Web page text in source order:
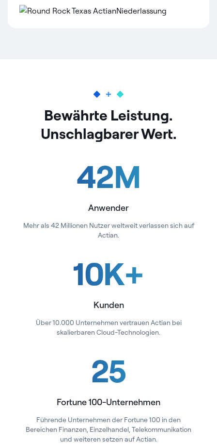
Bewährte Leistung.
Unschlagbarer Wert.
42M
Anwender
Mehr als 42 Millionen Nutzer weltweit verlassen sich auf
Actian.
10K+
Kunden
Über 10.000 Unternehmen vertrauen Actian bei
skalierbaren Cloud-Technologien.
25
Fortune 100-Unternehmen
Führende Unternehmen der Fortune 100 in den
Bereichen Finanzen, Einzelhandel, Telekommunikation
und weiteren setzen auf Actian.